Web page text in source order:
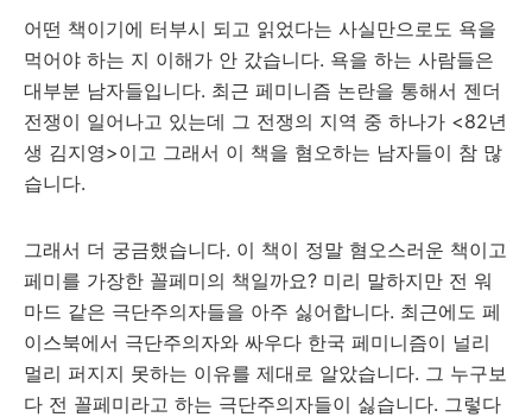
어떤 책이기에 터부시 되고 읽었다는 사실만으로도 욕을
먹어야 하는 지 이해가 안 갔습니다. 욕을 하는 사람들은
대부분 남자들입니다. 최근 페미니즘 논란을 통해서 젠더
전쟁이 일어나고 있는데 그 전쟁의 지역 중 하나가 <82년
생 김지영>이고 그래서 이 책을 혐오하는 남자들이 참 많
습니다.
그래서 더 궁금했습니다. 이 책이 정말 혐오스러운 책이고
페미를 가장한 꼴페미의 책일까요? 미리 말하지만 전 워
마드 같은 극단주의자들을 아주 싫어합니다. 최근에도 페
이스북에서 극단주의자와 싸우다 한국 페미니즘이 널리
멀리 퍼지지 못하는 이유를 제대로 알았습니다. 그 누구보
다 전 꼴페미라고 하는 극단주의자들이 싫습니다. 그렇다